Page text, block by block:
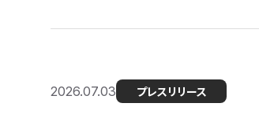
2026.07.03 プレスリリース